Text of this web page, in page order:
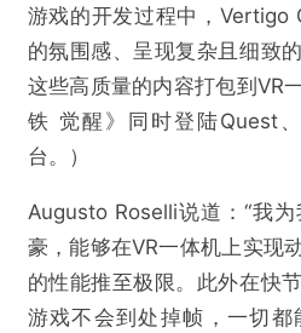
游戏的开发过程中，Vertigo
的氛围感、呈现复杂且细致
这些高质量的内容打包到VR
铁 觉醒》同时登陆Quest
台。）
Augusto Roselli说道：“我
豪，能够在VR一体机上实现
的性能推至极限。此外在快
游戏不会到处掉帧，一切